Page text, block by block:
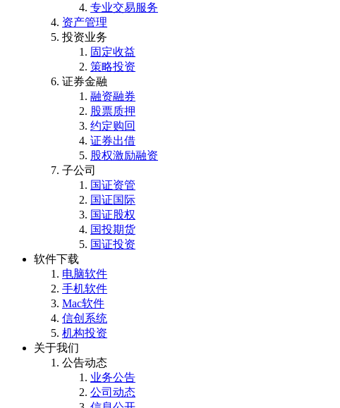
专业交易服务
资产管理
投资业务
固定收益
策略投资
证券金融
融资融券
股票质押
约定购回
证券出借
股权激励融资
子公司
国证资管
国证国际
国证股权
国投期货
国证投资
软件下载
电脑软件
手机软件
Mac软件
信创系统
机构投资
关于我们
公告动态
业务公告
公司动态